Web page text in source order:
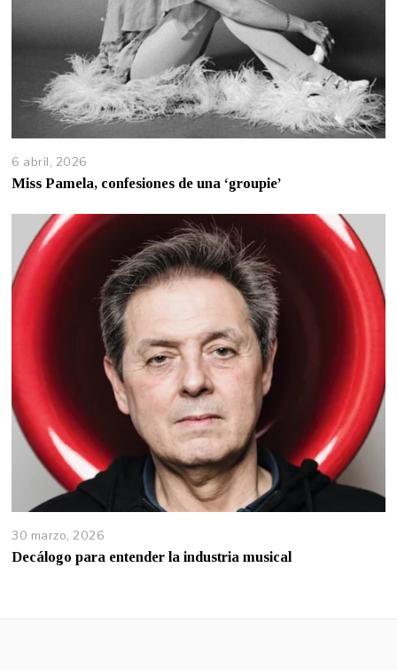
6 abril, 2026
Miss Pamela, confesiones de una ‘groupie’
30 marzo, 2026
Decálogo para entender la industria musical